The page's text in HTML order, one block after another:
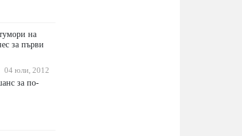
на
за първи
04 юли, 2012
за по-